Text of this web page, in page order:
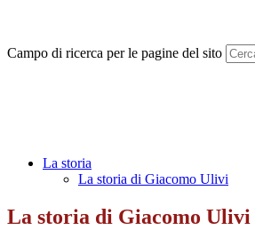
Campo di ricerca per le pagine del sito
La storia
La storia di Giacomo Ulivi
La storia di Giacomo Ulivi